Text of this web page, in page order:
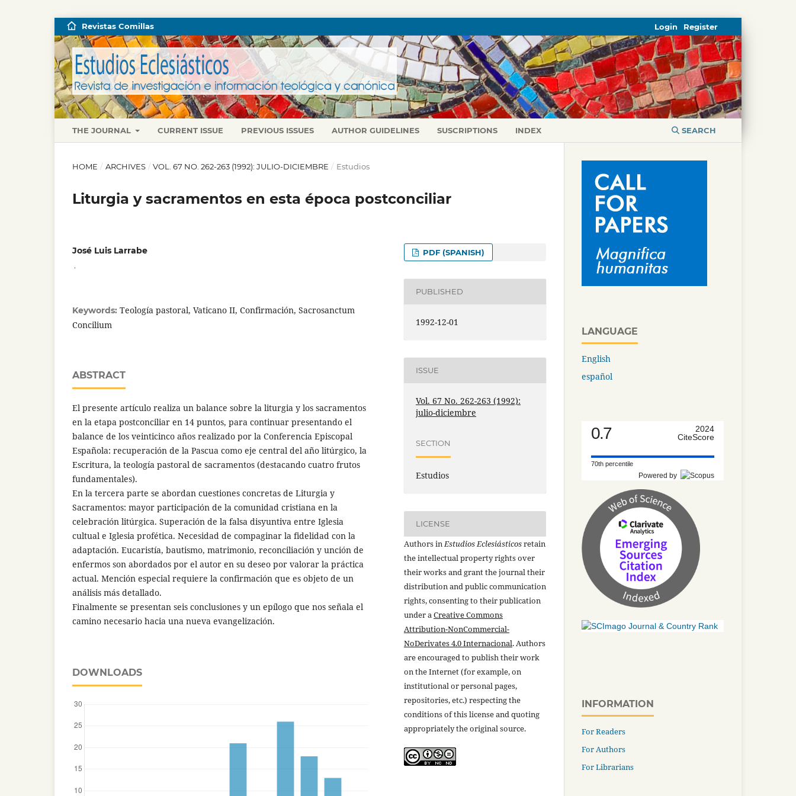
THE JOURNAL CURRENT ISSUE PREVIOUS ISSUES AUTHOR GUIDELINES SUSCRIPTIONS INDEX SEARCH
Revistas Comillas Register
Login
HOME / ARCHIVES / VOL. 67 NO. 262-263 (1992): JULIO-DICIEMBRE / Estudios
Liturgia y sacramentos en esta época postconciliar
José Luis Larrabe
Keywords: Teología pastoral, Vaticano II, Confirmación, Sacrosanctum
Concilium
ABSTRACT
El presente artículo realiza un balance sobre la liturgia y los sacramentos
en la etapa postconciliar en 14 puntos, para continuar presentando el
balance de los veinticinco años realizado por la Conferencia Episcopal
Española: recuperación de la Pascua como eje central del año litúrgico, la
Escritura, la teología pastoral de sacramentos (destacando cuatro frutos
fundamentales).
En la tercera parte se abordan cuestiones concretas de Liturgia y
Sacramentos: mayor participación de la comunidad cristiana en la
celebración litúrgica. Superación de la falsa disyuntiva entre Iglesia
cultual e Iglesia profética. Necesidad de compaginar la fidelidad con la
adaptación. Eucaristía, bautismo, matrimonio, reconciliación y unción de
enfermos son abordados por el autor en su deseo por valorar la práctica
actual. Mención especial requiere la confirmación que es objeto de un
análisis más detallado.
Finalmente se presentan seis conclusiones y un epílogo que nos señala el
camino necesario hacia una nueva evangelización.
DOWNLOADS
PDF (SPANISH)
PUBLISHED
1992-12-01
ISSUE
Vol. 67 No. 262-263 (1992):
julio-diciembre
SECTION
Estudios
LICENSE
Authors inEstudios Eclesiásticosretain
the intellectual property rights over
their works and grant the journal their
distribution and public communication
rights, consenting to their publication
under aCreative Commons
Attribution-NonCommercial-
NoDerivates 4.0 Internacional. Authors
are encouraged to publish their work
on the Internet (for example, on
institutional or personal pages,
repositories, etc.) respecting the
conditions of this license and quoting
appropriately the original source.
LANGUAGE
English
español
0.7
2024
CiteScore
70th percentile
Powered by
INFORMATION
For Readers
For Authors
For Librarians